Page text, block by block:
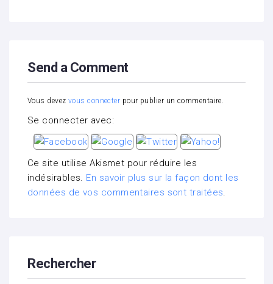
Send a Comment
Vous devez vous connecter pour publier un commentaire.
Se connecter avec:
Ce site utilise Akismet pour réduire les
indésirables. En savoir plus sur la façon dont les
données de vos commentaires sont traitées.
Rechercher